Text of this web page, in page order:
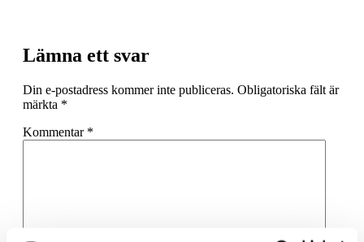
Lämna ett svar
Din e-postadress kommer inte publiceras. Obligatoriska fält är
märkta *
Kommentar *